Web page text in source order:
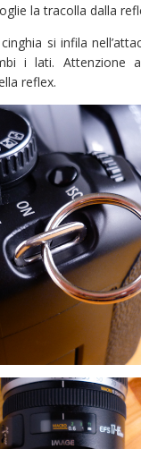
la tracolla dalla
si infila
i lati. Attenzione
reflex.